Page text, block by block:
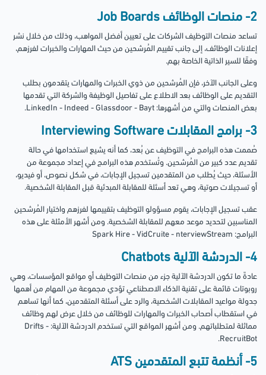
2- منصات الوظائف Job Boards
تساعد منصات التوظيف الشركات على تعيين أفضل المواهب، وذلك من خلال نشر
إعلانات الوظائف، إلى جانب تقييم المُرشحين من حيث المهارات والخبرات لفرزهم،
وفقًا للسير الذاتية الخاصة بهم.
وعلى الجانب الآخر، فإن المُرشحين من ذوي الخبرات والمهارات يتقدمون بطلب
التقديم على الوظائف بعد الاطلاع على تفاصيل الوظيفة والشركة التي تقدمها
بعض المنصات والتي من أشهرها: LinkedIn - Indeed - Glassdoor - Bayt.
3- برامج المقابلات Interviewing Software
صُممت هذه البرامج في التوظيف عن بُعد، كما أنه يشيع استخدامها في حالة
تقديم عدد كبير من المُرشحين. وتُستخدم هذه البرامج في إعداد مجموعة من
الأسئلة، حيث يُطلب من المتقدمين تسجيل الإجابات، في شكل نصوص، أو فيديو،
أو تسجيلات صوتية، وهي تعد أسئلة للمقابلة المبدئية قبل المقابلة الشخصية.
عقب تسجيل الإجابات، يقوم مسؤولو التوظيف بتقييمها لفرزهم واختيار المُرشحين
المناسبين لتحديد موعد معهم للمقابلة الشخصية. ومن أشهر الأمثلة على هذه
البرامج: Spark Hire - VidCruite - nterviewStream
4- الدردشة الآلية Chatbots
عادةً ما تكون الدردشة الآلية جزء من منصات التوظيف أو مواقع المؤسسات، وهي
روبوتات قائمة على تقنية الذكاء الاصطناعي تؤدي مجموعة من المهام من أهمها
جدولة مواعيد المقابلات الشخصية، والرد على أسئلة المتقدمين، كما أنها تساهم
في استقطاب أصحاب الخبرات والمهارات للوظائف من خلال عرض لهم وظائف
مماثلة لمتطلباتهم. ومن أشهر المواقع التي تستخدم الدردشة الآلية: Drifts -
RecruitBot.
5- أنظمة تتبع المتقدمين ATS